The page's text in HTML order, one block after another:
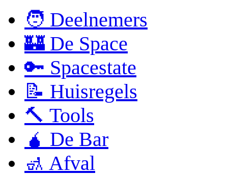
🧑 Deelnemers
🏰 De Space
🔑 Spacestate
📝 Huisregels
🔨 Tools
🧉 De Bar
🚮 Afval